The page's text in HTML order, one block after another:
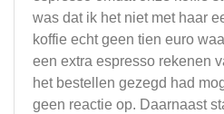
was dat ik het niet met haar
koffie echt geen tien euro
een extra espresso rekenen
het bestellen gezegd had
geen reactie op. Daarnaast